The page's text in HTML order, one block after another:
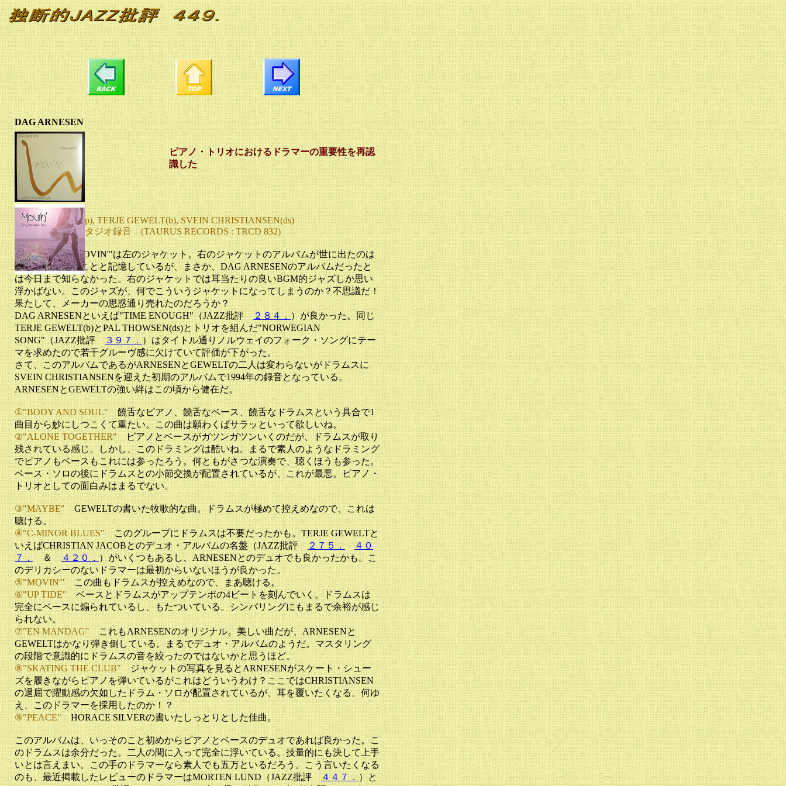
DAG ARNESEN
ピアノ・トリオにおけるドラマーの重要性を再認
識した
"MOVIN'"
DAG ARNESEN(p), TERJE GEWELT(b), SVEIN CHRISTIANSEN(ds)
1994年1, 2月 スタジオ録音 (TAURUS RECORDS : TRCD 832)
僕が購入した"MOVIN'"は左のジャケット。右のジャケットのアルバムが世に出たのは
もう何年も前のことと記憶しているが、まさか、DAG ARNESENのアルバムだったと
は今日まで知らなかった。右のジャケットでは耳当たりの良いBGM的ジャズしか思い
浮かばない。このジャズが、何でこういうジャケットになってしまうのか？不思議だ！
果たして、メーカーの思惑通り売れたのだろうか？
DAG ARNESENといえば"TIME ENOUGH"（JAZZ批評
２８４．）が良かった。同じ
TERJE GEWELT(b)とPAL THOWSEN(ds)とトリオを組んだ"NORWEGIAN
SONG"（JAZZ批評
３９７． ）はタイトル通りノルウェイのフォーク・ソングにテー
マを求めたので若干グルーヴ感に欠けていて評価が下がった。
さて、このアルバムであるがARNESENとGEWELTの二人は変わらないがドラムスに
SVEIN CHRISTIANSENを迎えた初期のアルバムで1994年の録音となっている。
ARNESENとGEWELTの強い絆はこの頃から健在だ。
①"BODY AND SOUL"饒舌なピアノ、饒舌なベース、饒舌なドラムスという具合で1
曲目から妙にしつこくて重たい。この曲は願わくばサラッといって欲しいね。
②"ALONE TOGETHER" ピアノとベースがガツンガツンいくのだが、ドラムスが取り
残されている感じ。しかし、このドラミングは酷いね。まるで素人のようなドラミング
でピアノもベースもこれには参ったろう。何ともがさつな演奏で、聴くほうも参った。
ベース・ソロの後にドラムスとの小節交換が配置されているが、これが最悪。ピアノ・
トリオとしての面白みはまるでない。
③"MAYBE" GEWELTの書いた牧歌的な曲。ドラムスが極めて控えめなので、これは
聴ける。
④"C-MINOR BLUES" このグループにドラムスは不要だったかも。TERJE GEWELTと
いえばCHRISTIAN JACOBとのデュオ・アルバムの名盤（JAZZ批評 ２７５．
４０
７． ＆ ４２０． ）がいくつもあるし、ARNESENとのデュオでも良かったかも。こ
のデリカシーのないドラマーは最初からいないほうが良かった。
⑤"MOVIN'" この曲もドラムスが控えめなので、まあ聴ける。
⑥"UP TIDE" ベースとドラムスがアップテンポの4ビートを刻んでいく。ドラムスは
完全にベースに煽られているし、もたついている。シンバリングにもまるで余裕が感じ
られない。
⑦"EN MANDAG" これもARNESENのオリジナル。美しい曲だが、ARNESENと
GEWELTはかなり弾き倒している。まるでデュオ・アルバムのようだ。マスタリング
の段階で意識的にドラムスの音を絞ったのではないかと思うほど。
⑧"SKATING THE CLUB"ジャケットの写真を見るとARNESENがスケート・シュー
ズを履きながらピアノを弾いているがこれはどういうわけ？ここではCHRISTIANSEN
の退屈で躍動感の欠如したドラム・ソロが配置されているが、耳を覆いたくなる。何ゆ
え、このドラマーを採用したのか！？
⑨"PEACE" HORACE SILVERの書いたしっとりとした佳曲。
このアルバムは、いっそのこと初めからピアノとベースのデュオであれば良かった。こ
のドラムスは余分だった。二人の間に入って完全に浮いている。技量的にも決して上手
いとは言えまい。この手のドラマーなら素人でも五万といるだろう。こう言いたくなる
のも、最近掲載したレビューのドラマーはMORTEN LUND（JAZZ批評 ４４７． ）と